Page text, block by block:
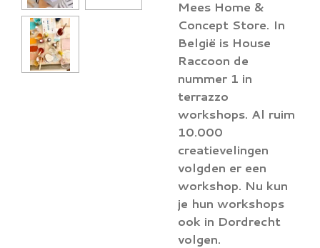
Mees Home &
Concept Store. In
België is House
Raccoon de
nummer 1 in
terrazzo
workshops. Al ruim
10.000
creatievelingen
volgden er een
workshop. Nu kun
je hun workshops
ook in Dordrecht
volgen.